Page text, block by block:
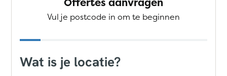
Vul je postcode in om te beginnen